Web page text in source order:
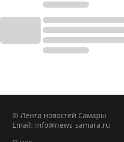
© Лента новостей Самары
Email: info@news-samara.ru